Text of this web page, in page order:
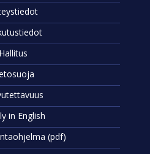
Hallitus
in English
(pdf)